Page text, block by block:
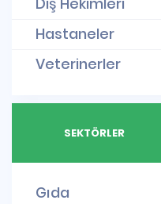
Hastaneler
Veterinerler
SEKTÖRLER
Gıda